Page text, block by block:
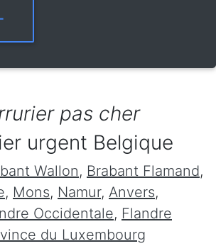
pas cher
urgent Belgique
Wallon, Brabant Flamand,
, Mons, Namur, Anvers,
Occidentale, Flandre
du Luxembourg